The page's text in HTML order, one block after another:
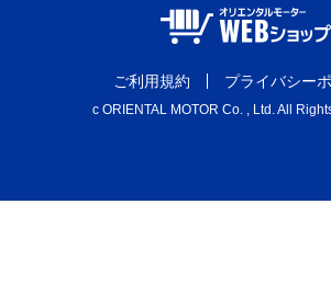
ご利用規約 プライバシー
c ORIENTAL MOTOR Co. , Ltd. All